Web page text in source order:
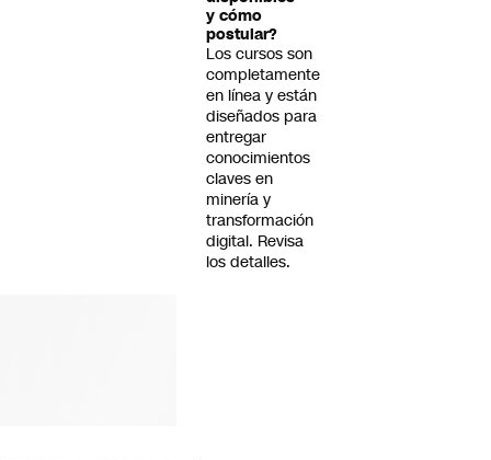
y cómo
postular?
Los cursos son
completamente
en línea y están
diseñados para
entregar
conocimientos
claves en
minería y
transformación
digital. Revisa
los detalles.